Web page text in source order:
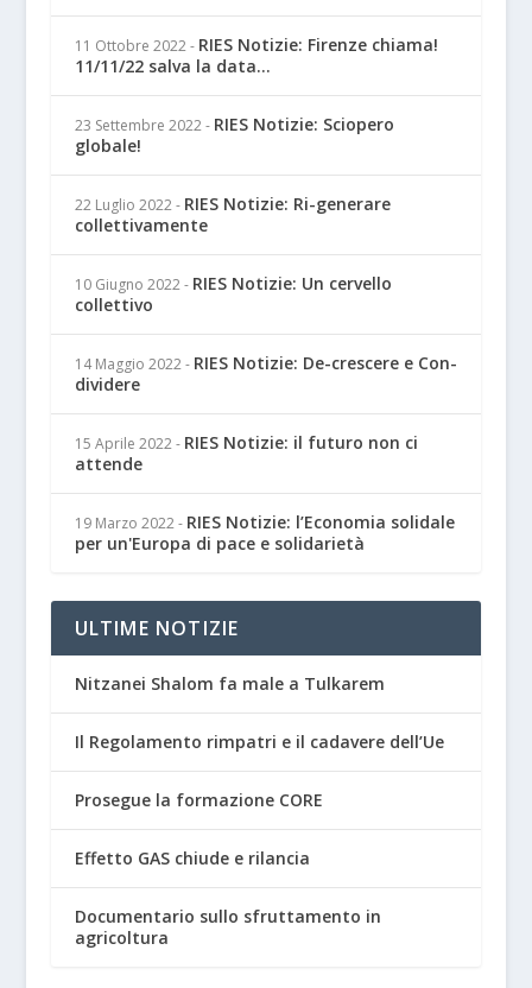
11 Ottobre 2022 - RIES Notizie: Firenze chiama!
11/11/22 salva la data...
23 Settembre 2022 - RIES Notizie: Sciopero
globale!
22 Luglio 2022 - RIES Notizie: Ri-generare
collettivamente
10 Giugno 2022 - RIES Notizie: Un cervello
collettivo
14 Maggio 2022 - RIES Notizie: De-crescere e Con-
dividere
15 Aprile 2022 - RIES Notizie: il futuro non ci
attende
19 Marzo 2022 - RIES Notizie: l’Economia solidale
per un'Europa di pace e solidarietà
ULTIME NOTIZIE
Nitzanei Shalom fa male a Tulkarem
Il Regolamento rimpatri e il cadavere dell’Ue
Prosegue la formazione CORE
Effetto GAS chiude e rilancia
Documentario sullo sfruttamento in
agricoltura